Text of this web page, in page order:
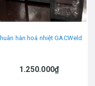
hàn hoá nhiệt GACWeld
1.250.000₫